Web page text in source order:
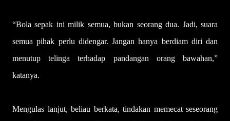
“Bola sepak ini milik semua, bukan seorang dua. Jadi, suara
semua pihak perlu didengar. Jangan hanya berdiam diri dan
menutup telinga terhadap pandangan orang bawahan,”
katanya.
Mengulas lanjut, beliau berkata, tindakan memecat seseorang